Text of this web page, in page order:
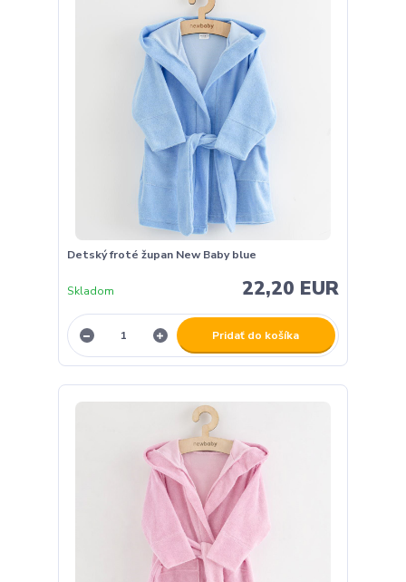
Detský froté župan New Baby blue
22,20 EUR
Skladom
Pridať do košíka